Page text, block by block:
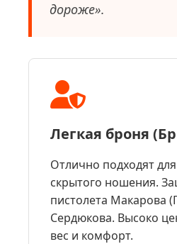
дороже».
Легкая броня
Отлично подходят
скрытого ношения.
пистолета Макарова
Сердюкова. Высоко
вес и комфорт.